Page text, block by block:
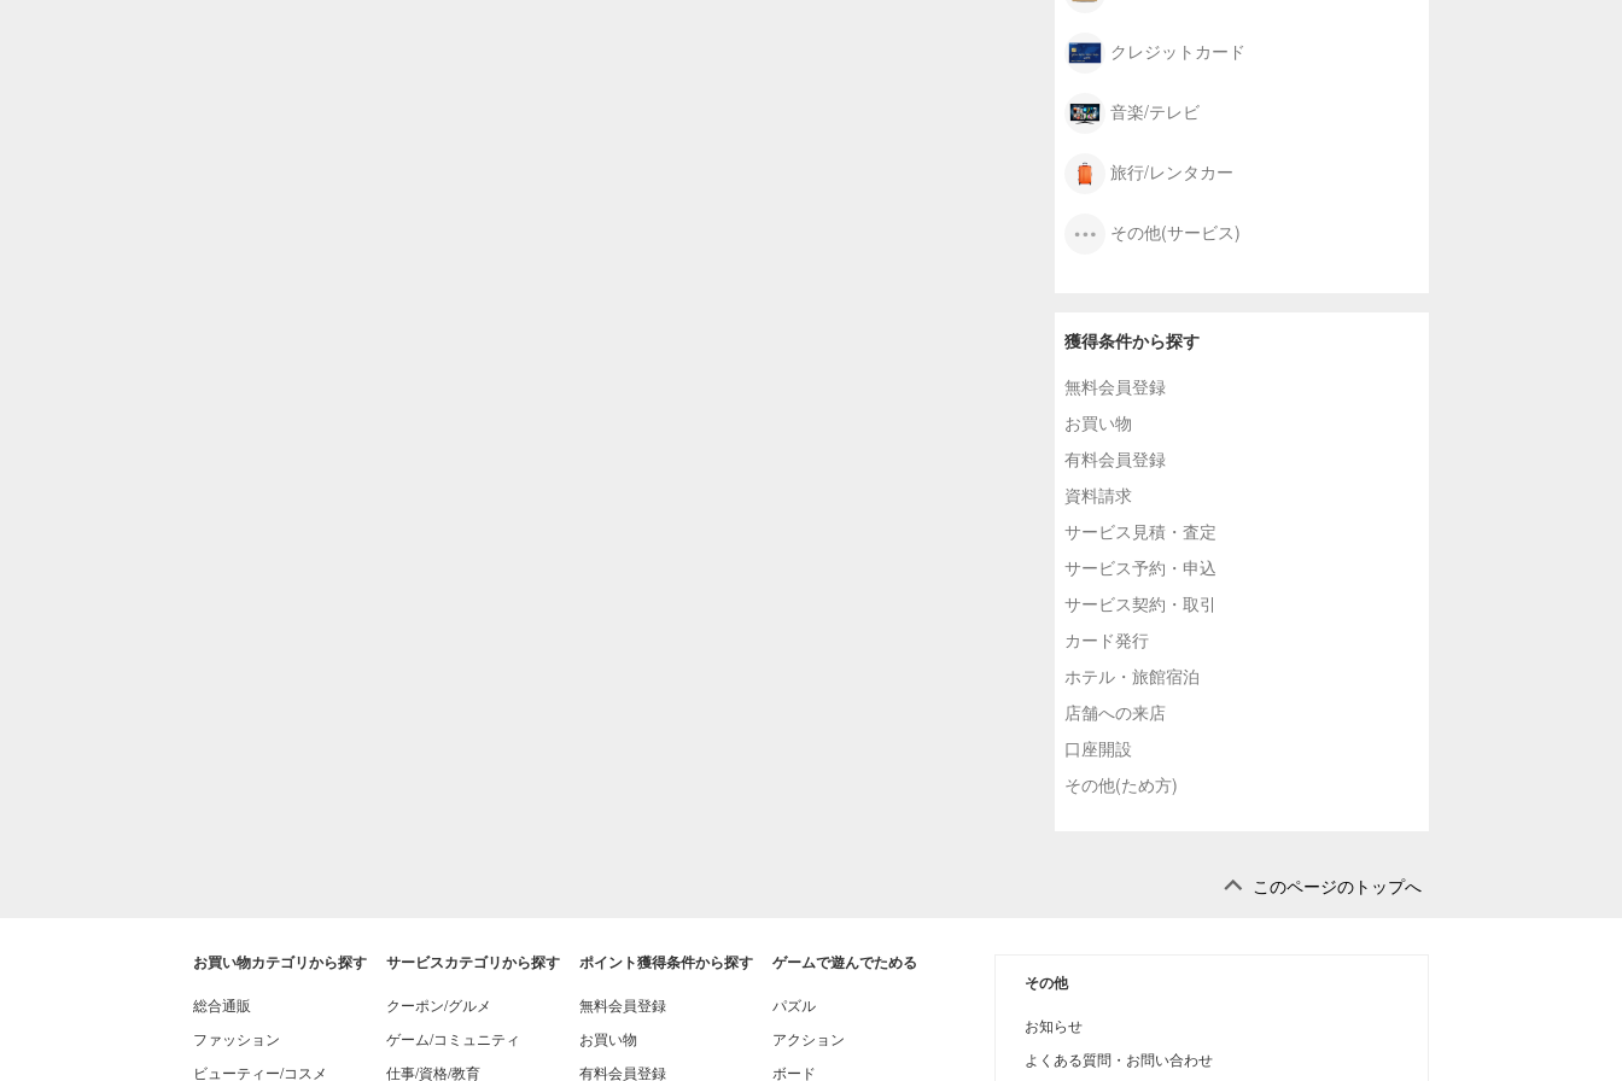
クレジットカード
音楽/テレビ
旅行/レンタカー
その他(サービス)
獲得条件から探す
無料会員登録
お買い物
有料会員登録
資料請求
サービス見積・査定
サービス予約・申込
サービス契約・取引
カード発行
ホテル・旅館宿泊
店舗への来店
口座開設
その他(ため方)
このページのトップへ
お買い物カテゴリから探す
総合通販
ファッション
ビューティー/コスメ
サービスカテゴリから探す
クーポン/グルメ
ゲーム/コミュニティ
仕事/資格/教育
ポイント獲得条件から探す
無料会員登録
お買い物
有料会員登録
ゲームで遊んでためる
パズル
アクション
ボード
その他
お知らせ
よくある質問・お問い合わせ